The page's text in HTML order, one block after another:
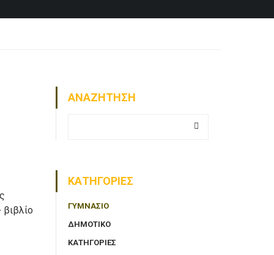
ΑΝΑΖΗΤΗΣΗ
ΚΑΤΗΓΟΡΙΕΣ
ΓΥΜΝΑΣΙΟ
ΔΗΜΟΤΙΚΟ
ΚΑΤΗΓΟΡΙΕΣ